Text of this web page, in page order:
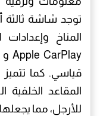
المناخ
قياسي. كما
المقاعد
للأرجل، مما يجعلها